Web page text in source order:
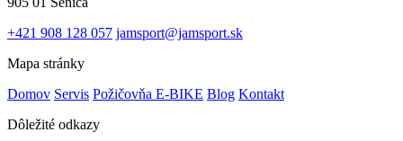
+421 908 128 057 jamsport@jamsport.sk
Mapa stránky
Domov Servis Požičovňa E-BIKE Blog Kontakt
Dôležité odkazy